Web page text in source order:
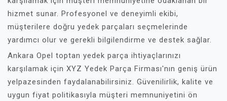
hizmet sunar. Profesyonel ve deneyimli ekibi,
müşterilere doğru yedek parçaları seçmelerinde
yardımcı olur ve gerekli bilgilendirme ve destek sağlar.
Ankara Opel toptan yedek parça ihtiyaçlarınızı
karşılamak için XYZ Yedek Parça Firması'nın geniş ürün
yelpazesinden faydalanabilirsiniz. Güvenilirlik, kalite ve
uygun fiyat politikasıyla müşteri memnuniyetini ön